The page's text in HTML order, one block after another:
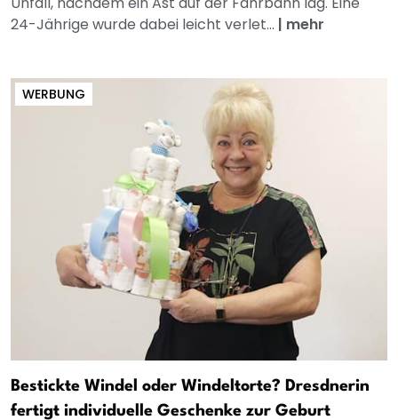
24-Jährige wurde dabei leicht verlet... | mehr
WERBUNG
Bestickte Windel oder Windeltorte? Dresdnerin
fertigt individuelle Geschenke zur Geburt